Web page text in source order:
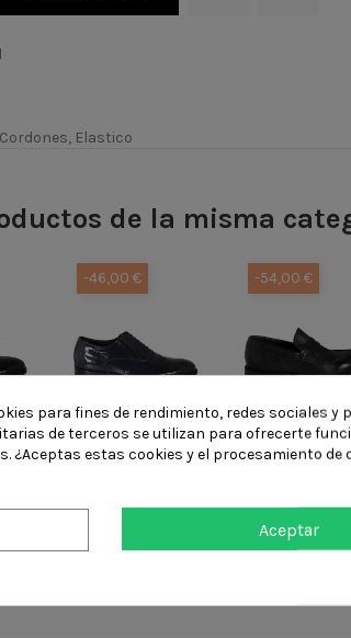
Cordones, Elastico
de la misma
Zapato oxford
elegante para
-46,00 €
Mocasino de
calidad
-54,00 €
para fines de rendimiento, redes sociales y
de terceros se utilizan para ofrecerte
¿Aceptas estas cookies y el procesamiento de
Aceptar